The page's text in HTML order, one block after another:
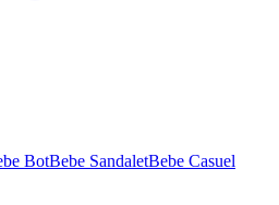
BotBebe SandaletBebe Casuel